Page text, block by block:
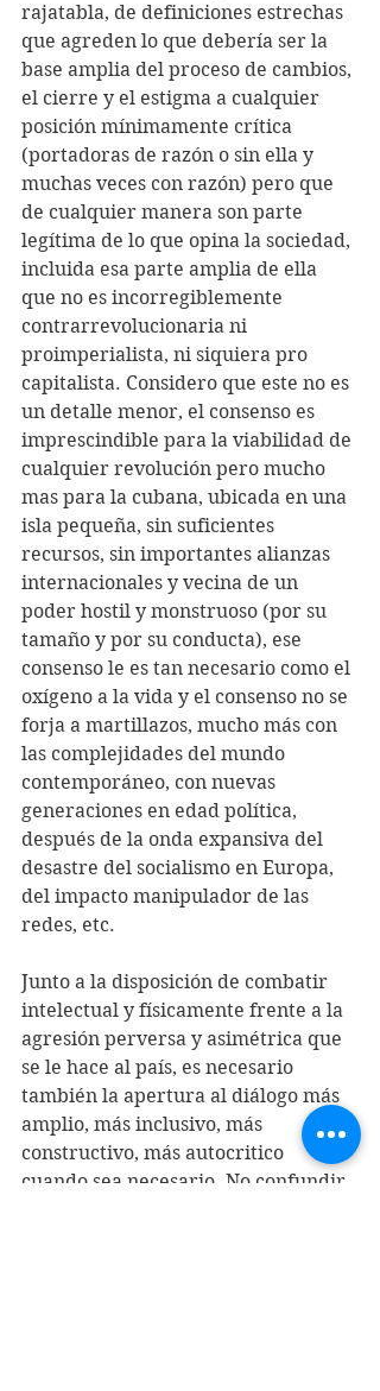
rajatabla, de definiciones estrechas
que agreden lo que debería ser la
base amplia del proceso de cambios,
el cierre y el estigma a cualquier
posición mínimamente crítica
(portadoras de razón o sin ella y
muchas veces con razón) pero que
de cualquier manera son parte
legítima de lo que opina la sociedad,
incluida esa parte amplia de ella
que no es incorregiblemente
contrarrevolucionaria ni
proimperialista, ni siquiera pro
capitalista. Considero que este no es
un detalle menor, el consenso es
imprescindible para la viabilidad de
cualquier revolución pero mucho
mas para la cubana, ubicada en una
isla pequeña, sin suficientes
recursos, sin importantes alianzas
internacionales y vecina de un
poder hostil y monstruoso (por su
tamaño y por su conducta), ese
consenso le es tan necesario como el
oxígeno a la vida y el consenso no se
forja a martillazos, mucho más con
las complejidades del mundo
contemporáneo, con nuevas
generaciones en edad política,
después de la onda expansiva del
desastre del socialismo en Europa,
del impacto manipulador de las
redes, etc.
Junto a la disposición de combatir
intelectual y físicamente frente a la
agresión perversa y asimétrica que
se le hace al país, es necesario
también la apertura al diálogo más
amplio, más inclusivo, más
constructivo, más autocritico
cuando sea necesario. No confundir